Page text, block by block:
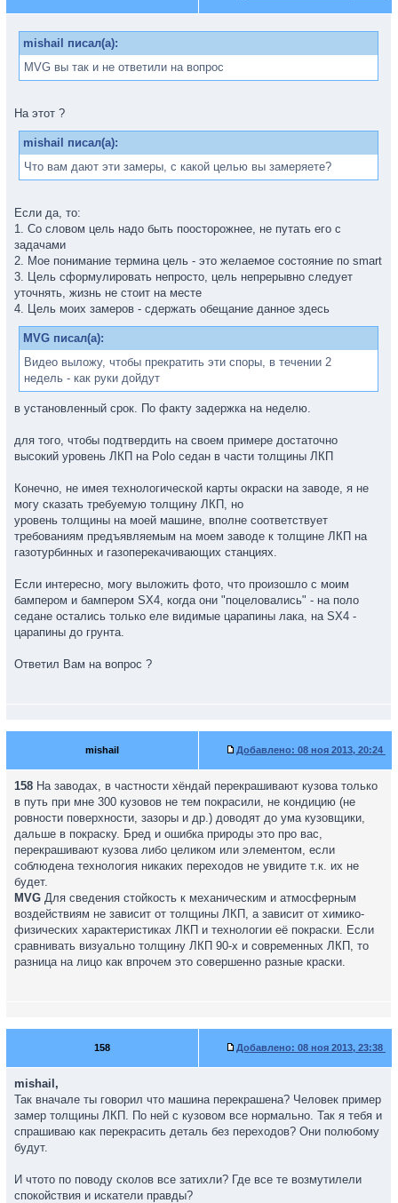
mishail писал(а):
MVG вы так и не ответили на вопрос
На этот ?
mishail писал(а):
Что вам дают эти замеры, с какой целью вы замеряете?
Если да, то:
1. Cо словом цель надо быть поосторожнее, не путать его с
задачами
2. Мое понимание термина цель - это желаемое состояние по smart
3. Цель сформулировать непросто, цель непрерывно следует
уточнять, жизнь не стоит на месте
4. Цель моих замеров - сдержать обещание данное здесь
MVG писал(а):
Видео выложу, чтобы прекратить эти споры, в течении 2
недель - как руки дойдут
в установленный срок. По факту задержка на неделю.
для того, чтобы подтвердить на своем примере достаточно
высокий уровень ЛКП на Polo седан в части толщины ЛКП
Конечно, не имея технологической карты окраски на заводе, я не
могу сказать требуемую толщину ЛКП, но
уровень толщины на моей машине, вполне соответствует
требованиям предъявляемым на моем заводе к толщине ЛКП на
газотурбинных и газоперекачивающих станциях.
Если интересно, могу выложить фото, что произошло с моим
бампером и бампером SX4, когда они "поцеловались" - на поло
седане остались только еле видимые царапины лака, на SX4 -
царапины до грунта.
Ответил Вам на вопрос ?
mishail Добавлено: 08 ноя 2013, 20:24
158 На заводах, в частности хёндай перекрашивают кузова только
в путь при мне 300 кузовов не тем покрасили, не кондицию (не
ровности поверхности, зазоры и др.) доводят до ума кузовщики,
дальше в покраску. Бред и ошибка природы это про вас,
перекрашивают кузова либо целиком или элементом, если
соблюдена технология никаких переходов не увидите т.к. их не
будет.
MVG Для сведения стойкость к механическим и атмосферным
воздействиям не зависит от толщины ЛКП, а зависит от химико-
физических характеристиках ЛКП и технологии её покраски. Если
сравнивать визуально толщину ЛКП 90-х и современных ЛКП, то
разница на лицо как впрочем это совершенно разные краски.
158 Добавлено: 08 ноя 2013, 23:38
mishail,
Так вначале ты говорил что машина перекрашена? Человек пример
замер толщины ЛКП. По ней с кузовом все нормально. Так я тебя и
спрашиваю как перекрасить деталь без переходов? Они полюбому
будут.
И чтото по поводу сколов все затихли? Где все те возмутилели
спокойствия и искатели правды?